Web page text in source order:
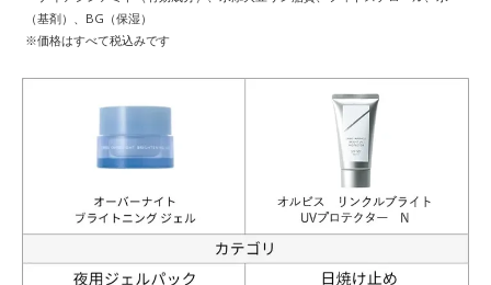
（基剤）、BG（保湿）
※価格はすべて税込みです